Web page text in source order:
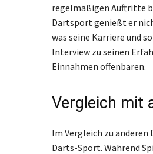
regelmäßigen Auftritte
Dartsport genießt er
was seine Karriere und
Interview zu seinen
Einnahmen offenbaren.
Vergleich mit
Im Vergleich zu
Darts-Sport. Während